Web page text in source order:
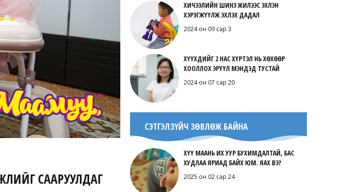
СААРУУЛДАГ
ХИЧЭЭЛИЙН ШИНЭ ЖИЛЭЭС ЭХЛЭН
ХЭРЭГЖҮҮЛЖ ЭХЛЭХ ДАДАЛ
2024 он 09 сар 3
ХҮҮХДИЙГ 2 НАС ХҮРТЭЛ НЬ ХӨХӨӨР
ХООЛЛОХ ЭРҮҮЛ МЭНДЭД ТУСТАЙ
2024 он 07 сар 20
СЭТГЭЛЗҮЙЧ ЗӨВЛӨЖ БАЙНА
ХҮҮ МААНЬ ИХ УУР БУХИМДАЛТАЙ, БАС
ХУДЛАА ЯРИАД БАЙХ ЮМ. ЯАХ ВЭ?
2025 он 02 сар 24